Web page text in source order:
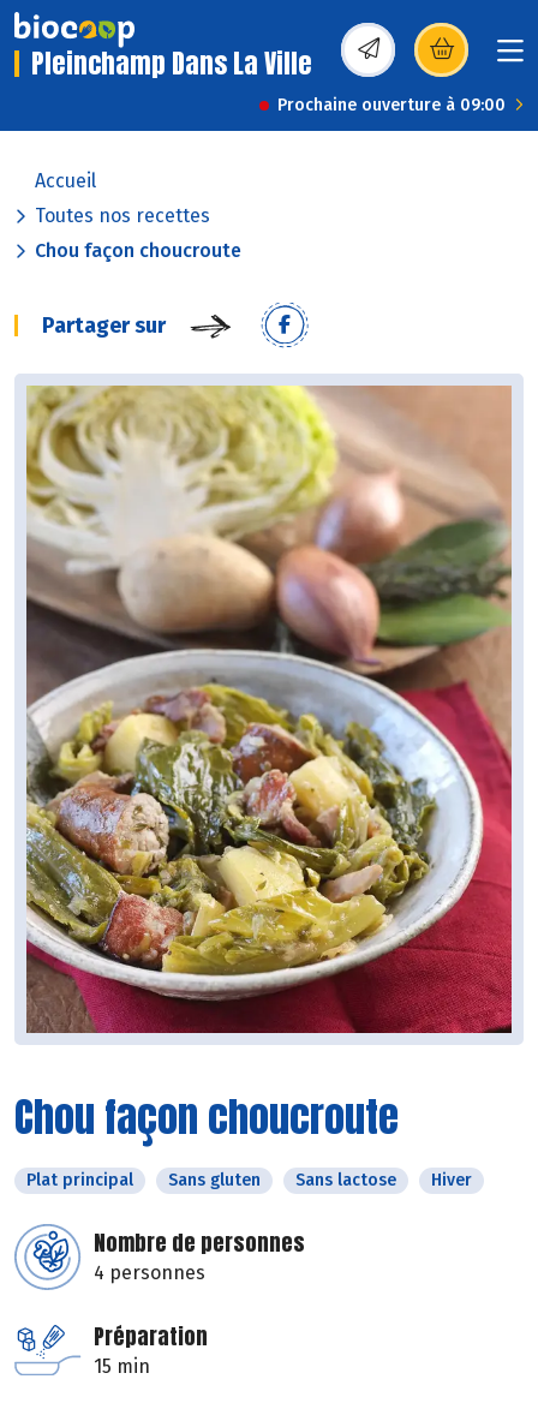
Pleinchamp Dans La Ville (s’ouvre dans une
Prochaine ouverture à 09:00
Accueil
Toutes nos recettes
Chou façon choucroute
Partager sur
Chou façon choucroute
Plat principal Sans gluten Sans lactose Hiver
Nombre de personnes
4 personnes
Préparation
15 min